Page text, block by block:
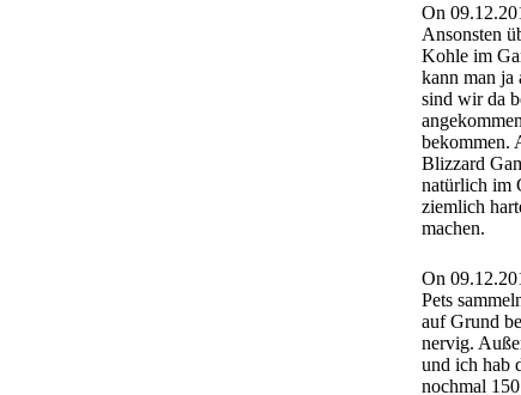
On
Ansonsten
Kohle im
kann man ja
sind wir da
bekommen.
Blizzard
natürlich im
ziemlich
machen.
On
Pets
auf Grund
nervig.
und ich hab
nochmal